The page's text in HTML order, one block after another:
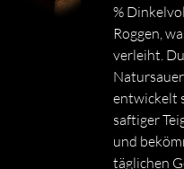
%
Roggen,
verleiht.
entwickelt
saftiger
und
täglichen